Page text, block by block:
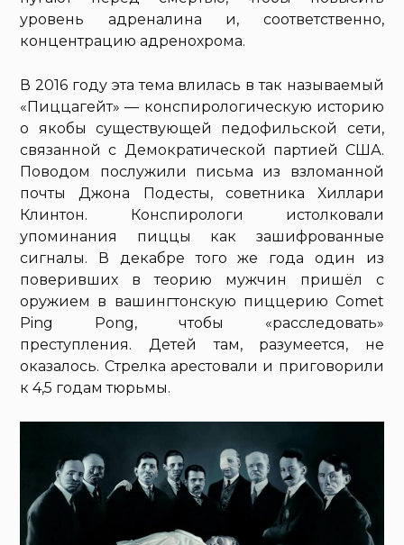
уровень адреналина и, соответственно,
концентрацию адренохрома.
В 2016 году эта тема влилась в так называемый
«Пиццагейт» — конспирологическую историю
о якобы существующей педофильской сети,
связанной с Демократической партией США.
Поводом послужили письма из взломанной
почты Джона Подесты, советника Хиллари
Клинтон. Конспирологи истолковали
упоминания пиццы как зашифрованные
сигналы. В декабре того же года один из
поверивших в теорию мужчин пришёл с
оружием в вашингтонскую пиццерию Comet
Ping Pong, чтобы «расследовать»
преступления. Детей там, разумеется, не
оказалось. Стрелка арестовали и приговорили
к 4,5 годам тюрьмы.